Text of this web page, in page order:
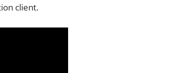
client.